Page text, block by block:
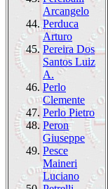
Arcangelo
44. Perduca
Arturo
45. Pereira Dos
Santos Luiz
A.
46. Perlo
Clemente
47. Perlo Pietro
48. Peron
Giuseppe
49. Pesce
Maineri
Luciano